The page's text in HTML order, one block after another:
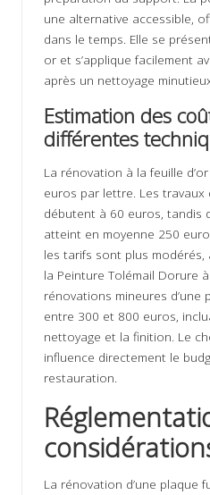
une alternative accessible,
dans le temps. Elle se
or et s’applique facilement
après un nettoyage
Estimation des
différentes
La rénovation à la feuille
euros par lettre. Les travaux
débutent à 60 euros, tandis
atteint en moyenne 250
les tarifs sont plus
la Peinture Tolémail Dorure
rénovations mineures
entre 300 et 800 euros,
nettoyage et la finition. Le
influence directement le
restauration.
La rénovation d’une plaque